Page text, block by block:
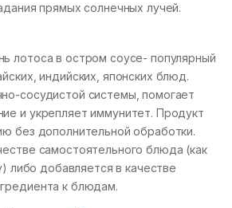
прямых солнечных лучей.
лотоса в остром соусе- популярный
индийских, японских блюд.
сосудистой системы, помогает
и укрепляет иммунитет. Продукт
без дополнительной обработки.
самостоятельного блюда (как
либо добавляется в качестве
к блюдам.